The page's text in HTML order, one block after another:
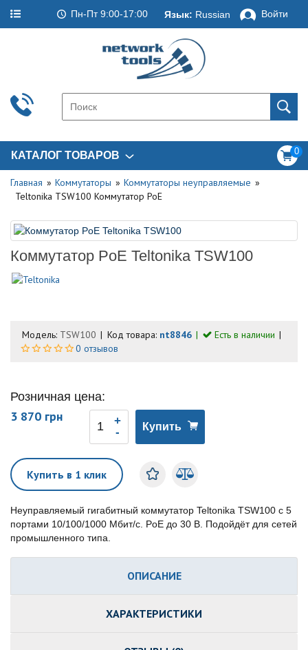
Пн-Пт 9:00-17:00 Язык: Russian Войти
КАТАЛОГ ТОВАРОВ 0
Главная Коммутаторы
Коммутаторы неуправляемые
Teltonika TSW100 Коммутатор PoE
Коммутатор PoE Teltonika TSW100
Модель: TSW100 Код товара: nt8846
Есть в наличии
0 отзывов
Розничная цена:
3 870 грн
Купить
Купить в 1 клик
Неуправляемый гигабитный коммутатор Teltonika TSW100 с 5
портами 10/100/1000 Мбит/с. PoE до 30 В. Подойдёт для сетей
промышленного типа.
ОПИСАНИЕ
ХАРАКТЕРИСТИКИ